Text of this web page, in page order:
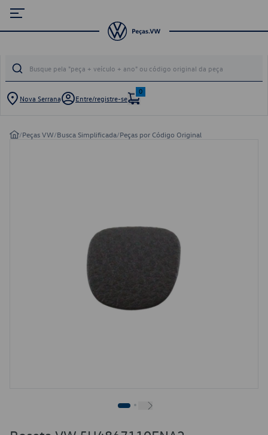
Nova Serrana Entre/registre-se
0
/Peças VW/Busca Simplificada/Peças por Código Original